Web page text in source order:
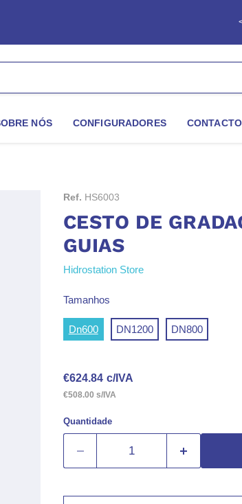
NÓS CONFIGURADORES
Ref. HS6003
CESTO DE
GUIAS
Hidrostation Store
Tamanhos
Dn600 DN1200 DN800
€624.84 c/IVA
€508.00 s/IVA
Quantidade